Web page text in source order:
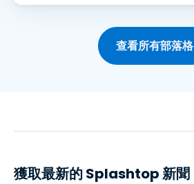
查看所有部落格
獲取最新的 Splashtop 新聞